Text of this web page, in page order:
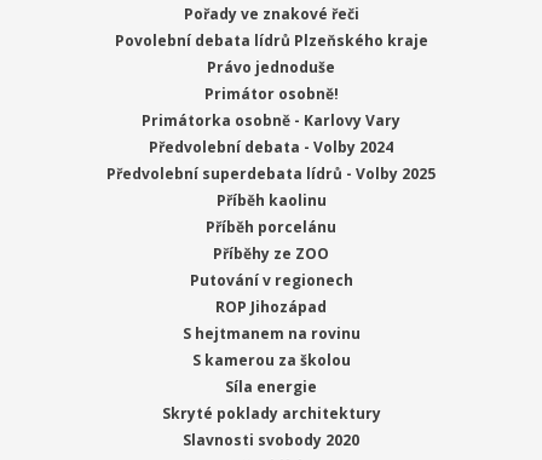
Pořady ve znakové řeči
Povolební debata lídrů Plzeňského kraje
Právo jednoduše
Primátor osobně!
Primátorka osobně - Karlovy Vary
Předvolební debata - Volby 2024
Předvolební superdebata lídrů - Volby 2025
Příběh kaolinu
Příběh porcelánu
Příběhy ze ZOO
Putování v regionech
ROP Jihozápad
S hejtmanem na rovinu
S kamerou za školou
Síla energie
Skryté poklady architektury
Slavnosti svobody 2020